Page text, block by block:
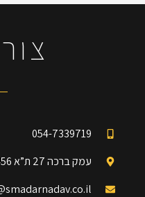
054-7339719
עמק ברכה 27 ת”א 67456